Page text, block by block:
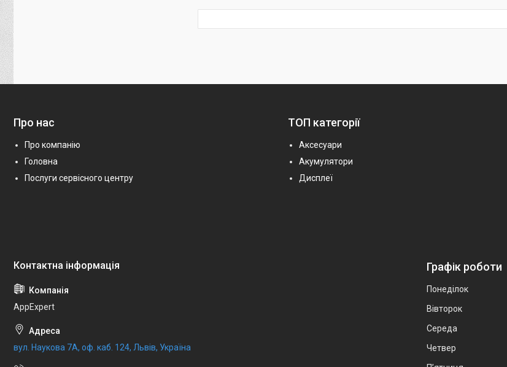
Про нас
Про компанію
Головна
Послуги сервісного центру
ТОП категорії
Аксесуари
Акумулятори
Дисплеї
AppExpert
вул. Наукова 7А, оф. каб. 124, Львів, Україна
Графік роботи
Понеділок
Вівторок
Середа
Четвер